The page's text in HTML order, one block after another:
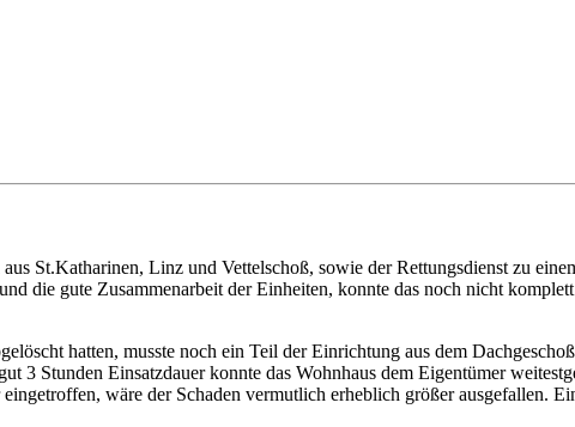
St.Katharinen, Linz und Vettelschoß, sowie der Rettungsdienst zu
die gute Zusammenarbeit der Einheiten, konnte das noch nicht
hatten, musste noch ein Teil der Einrichtung aus dem
3 Stunden Einsatzdauer konnte das Wohnhaus dem Eigentümer
wäre der Schaden vermutlich erheblich größer ausgefallen.